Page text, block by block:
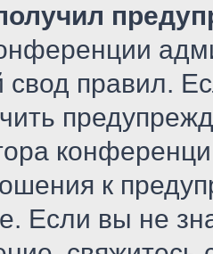
свод правил.
к
Если вы не